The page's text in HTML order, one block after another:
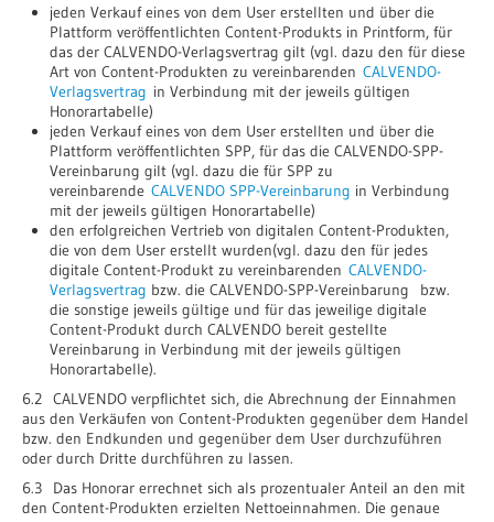
jeden Verkauf eines von dem User erstellten und über die
Plattform veröffentlichten Content-Produkts in Printform, für
das der CALVENDO-Verlagsvertrag gilt (vgl. dazu den für diese
Art von Content-Produkten zu vereinbarenden CALVENDO-
Verlagsvertrag in Verbindung mit der jeweils gültigen
Honorartabelle)
jeden Verkauf eines von dem User erstellten und über die
Plattform veröffentlichten SPP, für das die CALVENDO-SPP-
Vereinbarung gilt (vgl. dazu die für SPP zu
vereinbarende CALVENDO SPP-Vereinbarung in Verbindung
mit der jeweils gültigen Honorartabelle)
den erfolgreichen Vertrieb von digitalen Content-Produkten,
die von dem User erstellt wurden(vgl. dazu den für jedes
digitale Content-Produkt zu vereinbarenden CALVENDO-
Verlagsvertrag bzw. die CALVENDO-SPP-Vereinbarung bzw.
die sonstige jeweils gültige und für das jeweilige digitale
Content-Produkt durch CALVENDO bereit gestellte
Vereinbarung in Verbindung mit der jeweils gültigen
Honorartabelle).
6.2 CALVENDO verpflichtet sich, die Abrechnung der Einnahmen
aus den Verkäufen von Content-Produkten gegenüber dem Handel
bzw. den Endkunden und gegenüber dem User durchzuführen
oder durch Dritte durchführen zu lassen.
6.3 Das Honorar errechnet sich als prozentualer Anteil an den mit
den Content-Produkten erzielten Nettoeinnahmen. Die genaue